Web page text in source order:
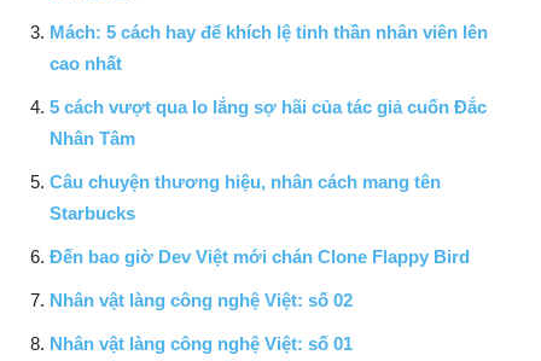
Mách: 5 cách hay để khích lệ tinh thần nhân viên lên
cao nhất
5 cách vượt qua lo lắng sợ hãi của tác giả cuốn Đắc
Nhân Tâm
Câu chuyện thương hiệu, nhân cách mang tên
Starbucks
Đến bao giờ Dev Việt mới chán Clone Flappy Bird
Nhân vật làng công nghệ Việt: số 02
Nhân vật làng công nghệ Việt: số 01